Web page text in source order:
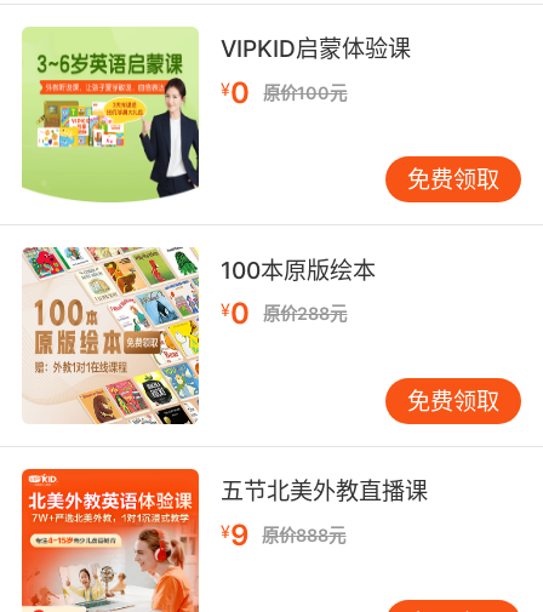
他是杀了法警 但没杀法官
9. bailiff, you take this woman into custody.
法警 把这位女士关押起来
10. He wanted a profile of the bailiff's killer.
他要我给这个杀人犯做一份心理侧写
VIPKID启蒙体验课
¥0 原价100元
免费领取
100本原版绘本
¥0 原价288元
免费领取
五节北美外教直播课
¥9 原价888元